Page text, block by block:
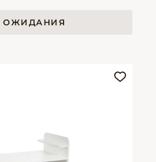
ОЖИДАНИЯ